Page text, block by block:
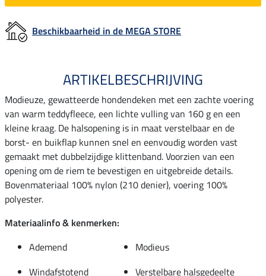
Beschikbaarheid in de MEGA STORE
ARTIKELBESCHRIJVING
Modieuze, gewatteerde hondendeken met een zachte voering
van warm teddyfleece, een lichte vulling van 160 g en een
kleine kraag. De halsopening is in maat verstelbaar en de
borst- en buikflap kunnen snel en eenvoudig worden vast
gemaakt met dubbelzijdige klittenband. Voorzien van een
opening om de riem te bevestigen en uitgebreide details.
Bovenmateriaal 100% nylon (210 denier), voering 100%
polyester.
Materiaalinfo & kenmerken:
Ademend
Modieus
Windafstotend
Verstelbare halsgedeelte